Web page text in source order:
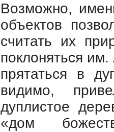
Возможно,
объектов
считать их
поклоняться
прятаться в
видимо,
дуплистое
«дом